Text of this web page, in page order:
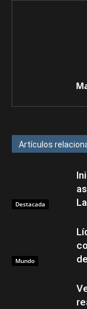
Artículos
Destacada
Mundo